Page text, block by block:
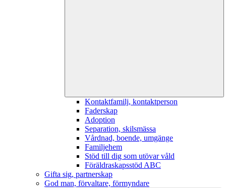
Kontaktfamilj, kontaktperson
Faderskap
Adoption
Separation, skilsmässa
Vårdnad, boende, umgänge
Familjehem
Stöd till dig som utövar våld
Föräldraskapsstöd ABC
Gifta sig, partnerskap
God man, förvaltare, förmyndare